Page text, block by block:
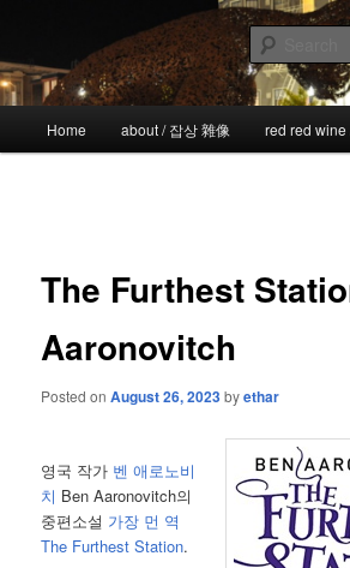
primary
content!wicked
the more I see the less I know
Home about / 잡상 雜像 red red wine
The Furthest
Aaronovitch
Posted onAugust 26, 2023byethar
영국 작가 벤 애로노비
치 Ben Aaronovitch의
중편소설 가장 먼 역
The Furthest Station.